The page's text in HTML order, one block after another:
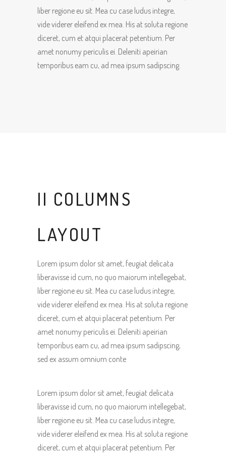
liber regione eu sit. Mea cu case ludus integre,
vide viderer eleifend ex mea. His at soluta regione
diceret, cum et atqui placerat petentium. Per
amet nonumy periculis ei. Deleniti apeirian
temporibus eam cu, ad mea ipsum sadipscing.
II COLUMNS
LAYOUT
Lorem ipsum dolor sit amet, feugiat delicata
liberavisse id cum, no quo maiorum intellegebat,
liber regione eu sit. Mea cu case ludus integre,
vide viderer eleifend ex mea. His at soluta regione
diceret, cum et atqui placerat petentium. Per
amet nonumy periculis ei. Deleniti apeirian
temporibus eam cu, ad mea ipsum sadipscing,
sed ex assum omnium conte
Lorem ipsum dolor sit amet, feugiat delicata
liberavisse id cum, no quo maiorum intellegebat,
liber regione eu sit. Mea cu case ludus integre,
vide viderer eleifend ex mea. His at soluta regione
diceret, cum et atqui placerat petentium. Per